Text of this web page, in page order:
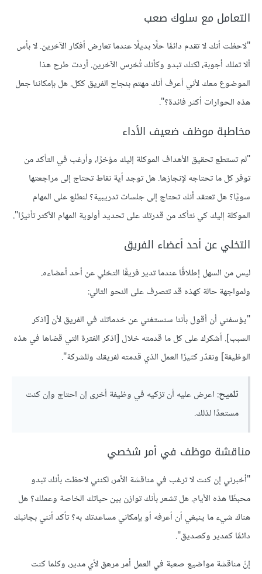
التعامل مع سلوك صعب
"لاحظت أنك لا تقدم دائمًا حلًا بديلًا عندما تعارض أفكار الآخرين. لا بأس
ألا تملك أجوبة، لكنك تبدو وكأنك تُخرس الآخرين. أردت طرح هذا
الموضوع معك لأني أعرف أنك مهتم بنجاح الفريق ككل. هل بإمكاننا جعل
هذه الحوارات أكثر فائدة؟".
مخاطبة موظف ضعيف الأداء
"لم تستطع تحقيق الأهداف الموكلة إليك مؤخرًا، وأرغب في التأكد من
توفر كل ما تحتاجه لإنجازها. هل توجد أية نقاط تحتاج إلى مراجعتها
سويًا؟ هل تعتقد أنك تحتاج إلى جلسات تدريبية؟ لنطلع على المهام
الموكلة إليك كي نتأكد من قدرتك على تحديد أولوية المهام الأكثر تأثيرًا".
التخلي عن أحد أعضاء الفريق
ليس من السهل إطلاقًا عندما تدير فريقًا التخلي عن أحد أعضاءه.
ولمواجهة حالة كهذه قد تتصرف على النحو التالي:
"يؤسفني أن أقول بأننا سنستغني عن خدماتك في الفريق لأن [اذكر
السبب]. أشكرك على كل ما قدمته خلال [اذكر الفترة التي قضاها في هذه
الوظيفة] ونقدّر كثيرًا العمل الذي قدمته لفريقك وللشركة".
تلميح: اعرض عليه أن تزكيه في وظيفة أخرى إن احتاج وإن كنت
مستعدًا لذلك.
مناقشة موظف في أمر شخصي
"أخبرني إن كنت لا ترغب في مناقشة الأمر، لكنني لاحظت بأنك تبدو
محبطًا هذه الأيام. هل تشعر بأنك توازن بين حياتك الخاصة وعملك؟ هل
هناك شيء ما ينبغي أن أعرفه أو بإمكاني مساعدتك به؟ تأكد أنني بجانبك
دائمًا كمدير وكصديق".
إنّ مناقشة مواضيع صعبة في العمل أمر مرهق لأي مدير، وكلما كنت